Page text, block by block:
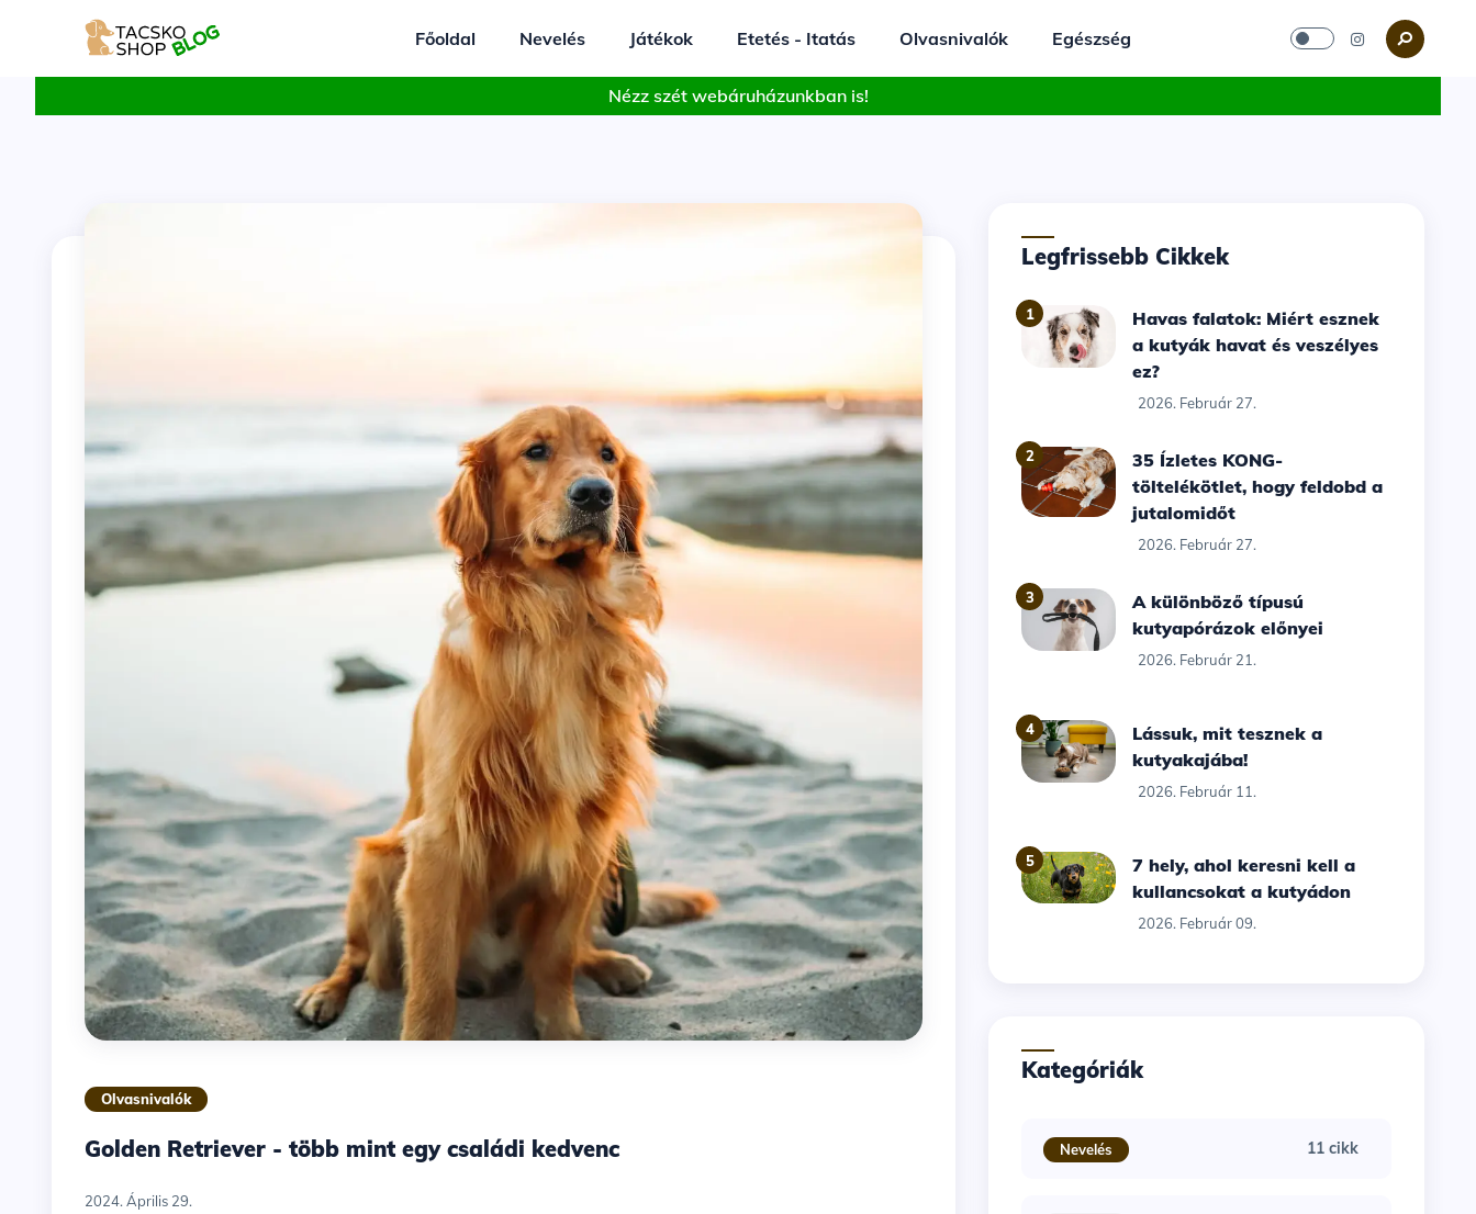
Főoldal Nevelés Játékok Etetés - Itatás Olvasnivalók Egészség
Nézz szét webáruházunkban is!
Olvasnivalók
Golden Retriever - több mint egy családi kedvenc
2024. Április 29.
Legfrissebb Cikkek
1
Havas falatok: Miért esznek
a kutyák havat és veszélyes
ez?
2026. Február 27.
2
35 Ízletes KONG-
töltelékötlet, hogy feldobd a
jutalomidőt
2026. Február 27.
3
A különböző típusú
kutyapórázok előnyei
2026. Február 21.
4
Lássuk, mit tesznek a
kutyakajába!
2026. Február 11.
5
7 hely, ahol keresni kell a
kullancsokat a kutyádon
2026. Február 09.
Kategóriák
Nevelés 11 cikk